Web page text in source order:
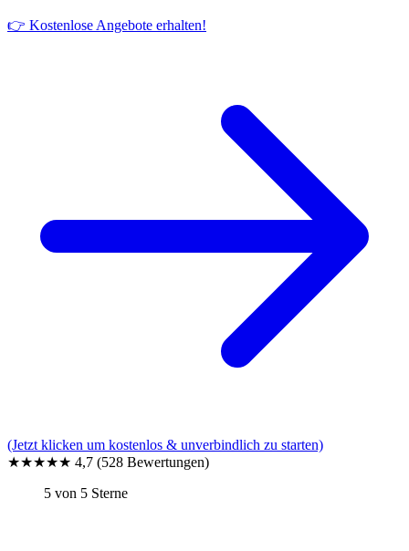
👉 Kostenlose Angebote erhalten!
(Jetzt klicken um kostenlos & unverbindlich zu starten)
★★★★★ 4,7 (528 Bewertungen)
5 von 5 Sterne